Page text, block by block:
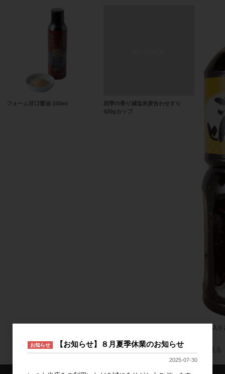
フォーム甘口醤油 150ml
四季の香り減塩米麦合わせすり
420gカップ
ごま入
すべてのおすすめ商品を見る
お知らせ 【お知らせ】８月夏季休業のお知らせ
2025-07-30